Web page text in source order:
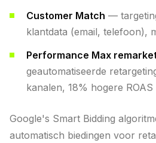
Customer Match —
klantdata (email, telefoon),
Performance Max
geautomatiseerde
kanalen, 18% hogere
Google's Smart Bidding
automatisch biedingen voor